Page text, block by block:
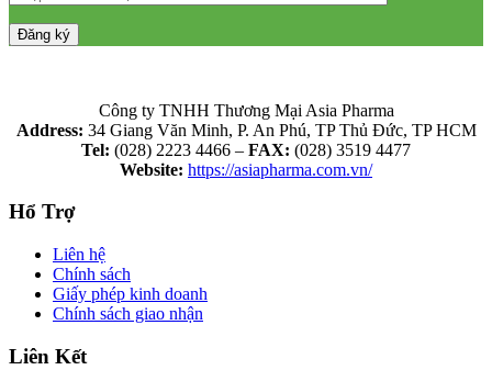
Công ty TNHH Thương Mại Asia Pharma
Address: 34 Giang Văn Minh, P. An Phú, TP Thủ Đức, TP HCM
Tel: (028) 2223 4466 – FAX: (028) 3519 4477
Website: https://asiapharma.com.vn/
Hổ Trợ
Liên hệ
Chính sách
Giấy phép kinh doanh
Chính sách giao nhận
Liên Kết